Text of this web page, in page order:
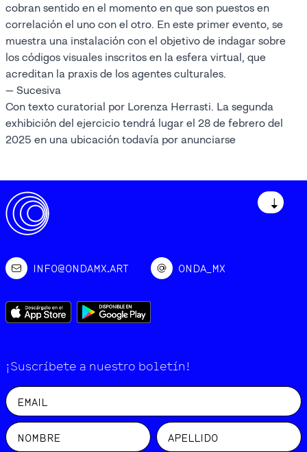
cobran sentido en el momento en que son puestos en
correlación el uno con el otro. En este primer evento, se
muestra una instalación con el objetivo de indagar sobre
los códigos visuales inscritos en la esfera virtual, que
acreditan la praxis de los agentes culturales.
— Sucesiva
Con texto curatorial por Lorenza Herrasti. La segunda
exhibición del ejercicio tendrá lugar el 28 de febrero del
2025 en una ubicación todavía por anunciarse
↓
INFO@ONDAMX.ART ONDA_MX
¡Suscríbete a nuestro boletín!